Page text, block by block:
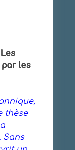
par les
thèse
Sans